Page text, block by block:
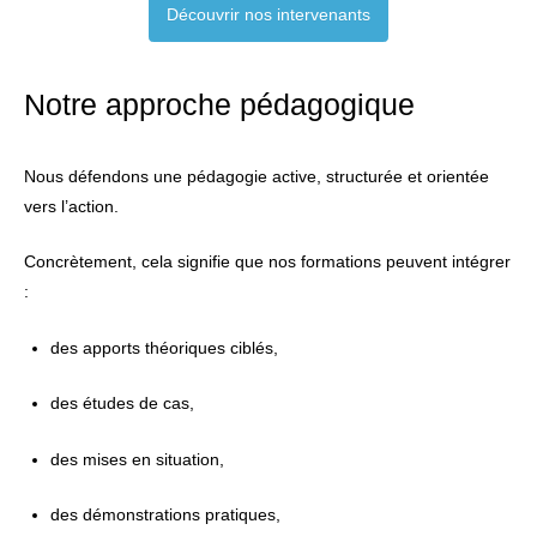
Découvrir nos intervenants
Notre approche pédagogique
Nous défendons une pédagogie active, structurée et orientée
vers l’action.
Concrètement, cela signifie que nos formations peuvent intégrer
:
des apports théoriques ciblés,
des études de cas,
des mises en situation,
des démonstrations pratiques,